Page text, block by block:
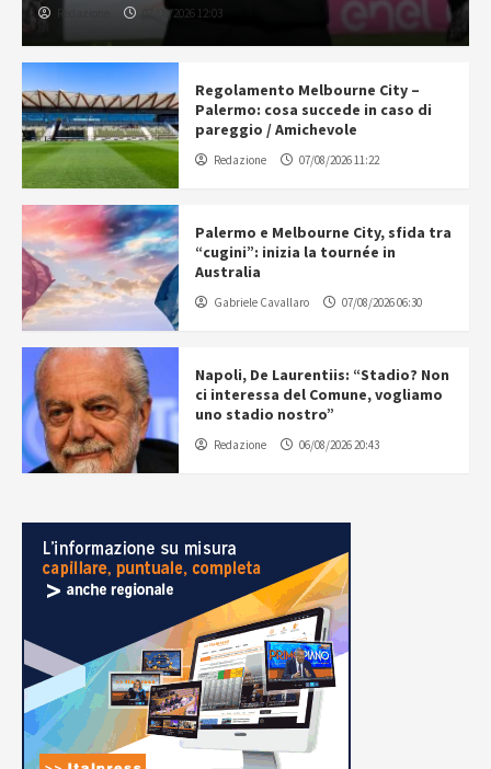
07/08/2026 12:03
Regolamento Melbourne City –
Palermo: cosa succede in caso di
pareggio / Amichevole
Redazione 07/08/2026 11:22
Palermo e Melbourne City, sfida tra
“cugini”: inizia la tournée in
Australia
Gabriele Cavallaro 07/08/2026 06:30
Napoli, De Laurentiis: “Stadio? Non
ci interessa del Comune, vogliamo
uno stadio nostro”
Redazione 06/08/2026 20:43